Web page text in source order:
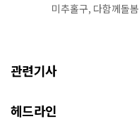
미추홀구, 다함께돌
관련기사
헤드라인